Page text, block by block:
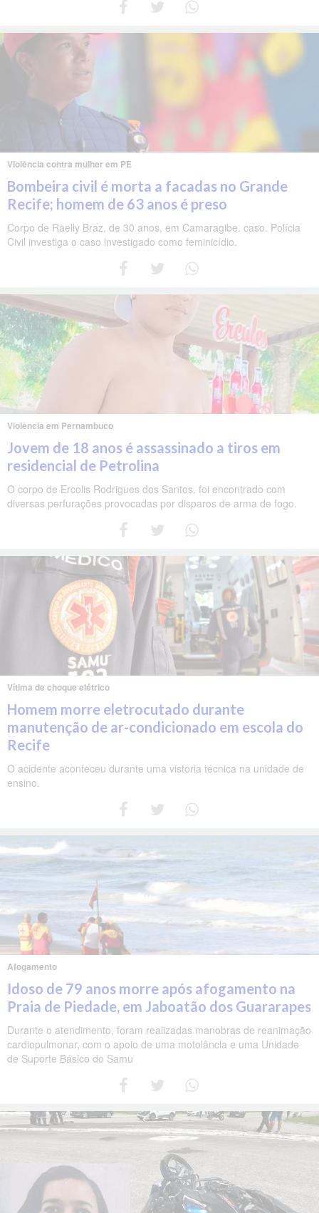
Violência contra mulher em PE
Bombeira civil é morta a facadas no Grande
Recife; homem de 63 anos é preso
Corpo de Raelly Braz, de 30 anos, em Camaragibe. caso. Polícia
Civil investiga o caso investigado como feminicídio.
Violência em Pernambuco
Jovem de 18 anos é assassinado a tiros em
residencial de Petrolina
O corpo de Ercolis Rodrigues dos Santos, foi encontrado com
diversas perfurações provocadas por disparos de arma de fogo.
Vítima de choque elétrico
Homem morre eletrocutado durante
manutenção de ar-condicionado em escola do
Recife
O acidente aconteceu durante uma vistoria técnica na unidade de
ensino.
Afogamento
Idoso de 79 anos morre após afogamento na
Praia de Piedade, em Jaboatão dos Guararapes
Durante o atendimento, foram realizadas manobras de reanimação
cardiopulmonar, com o apoio de uma motolância e uma Unidade
de Suporte Básico do Samu